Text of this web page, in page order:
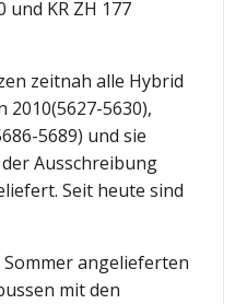
und KR ZH 177
zeitnah alle Hybrid
2010(5627-5630),
5689) und sie
Ausschreibung
Seit heute sind
angelieferten
mit den